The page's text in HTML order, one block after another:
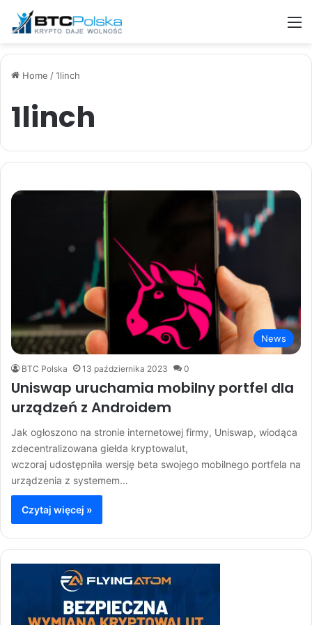
Home /1linch
1linch
News
BTC Polska 13 października 2023 0
Uniswap uruchamia mobilny portfel dla
urządzeń z Androidem
Jak ogłoszono na stronie internetowej firmy, Uniswap, wiodąca
zdecentralizowana giełda kryptowalut,
wczoraj udostępniła wersję beta swojego mobilnego portfela na
urządzenia z systemem…
Czytaj więcej »